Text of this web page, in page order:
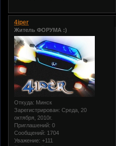
4iper
Житель ФОРУМА :)
Откуда: Минск
Зарегистрирован: Среда, 20
октября, 2010г.
Приглашений: 0
Сообщений: 1704
Уважение: +111